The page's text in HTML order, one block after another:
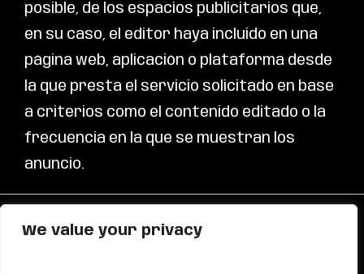
We value your privacy
posible, de los espacios publicitarios que,
en su caso, el editor haya incluido en una
página web, aplicación o plataforma desde
la que presta el servicio solicitado en base
a criterios como el contenido editado o la
frecuencia en la que se muestran los
anuncio.
PSICOLOGÍA Y FÚTBOL